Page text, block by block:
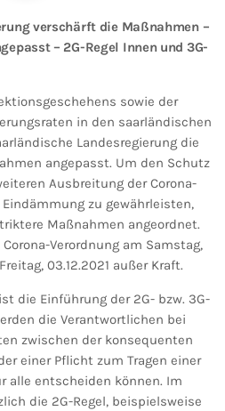
verschärft die Maßnahmen –
– 2G-Regel Innen und 3G-
sowie der
in den saarländischen
Landesregierung die
angepasst. Um den Schutz
Ausbreitung der Corona-
zu gewährleisten,
Maßnahmen angeordnet.
Verordnung am Samstag,
03.12.2021 außer Kraft.
die Einführung der 2G- bzw. 3G-
die Verantwortlichen bei
zwischen der konsequenten
einer Pflicht zum Tragen einer
alle entscheiden können. Im
die 2G-Regel, beispielsweise